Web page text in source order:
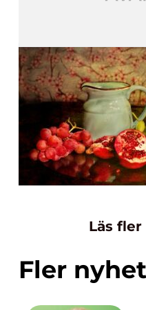
Läs
Fler